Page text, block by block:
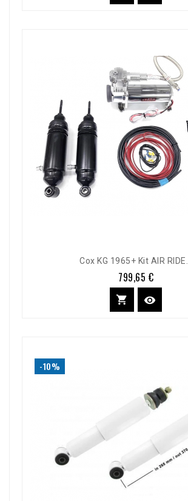
Cox KG 1965+ Kit AIR RIDE...
Prix
799,65 €
 
-10%